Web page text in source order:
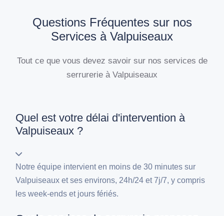
Questions Fréquentes sur nos
Services à Valpuiseaux
Tout ce que vous devez savoir sur nos services de
serrurerie à Valpuiseaux
Quel est votre délai d'intervention à
Valpuiseaux ?
Notre équipe intervient en moins de 30 minutes sur
Valpuiseaux et ses environs, 24h/24 et 7j/7, y compris
les week-ends et jours fériés.